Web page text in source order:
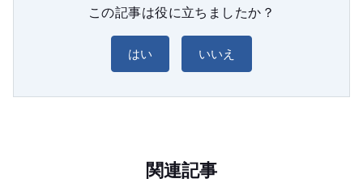
この記事は役に立ちましたか？
はい いいえ
関連記事